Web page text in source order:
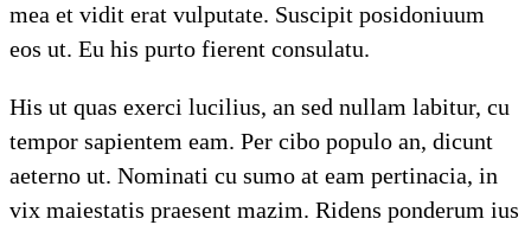
mea et vidit erat vulputate. Suscipit posidoniuum
eos ut. Eu his purto fierent consulatu.
His ut quas exerci lucilius, an sed nullam labitur, cu
tempor sapientem eam. Per cibo populo an, dicunt
aeterno ut. Nominati cu sumo at eam pertinacia, in
vix maiestatis praesent mazim. Ridens ponderum ius